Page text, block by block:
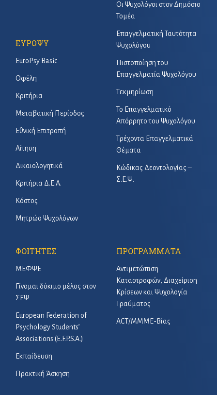
Οι Ψυχολόγοι στον Δημόσιο
Τομέα
Επαγγελματική Ταυτότητα
Ψυχολόγου
Πιστοποίηση του
Επαγγελματία Ψυχολόγου
Τεκμηρίωση
Το Επαγγελματικό
Απόρρητο του Ψυχολόγου
Τρέχοντα Επαγγελματικά
Θέματα
Κώδικας Δεοντολογίας –
Σ.Ε.Ψ.
ΕΥΡΩΨΥ
EuroPsy Basic
Οφέλη
Κριτήρια
Μεταβατική Περίοδος
Εθνική Επιτροπή
Αίτηση
Δικαιολογητικά
Κριτήρια Δ.Ε.Α.
Κόστος
Μητρώο Ψυχολόγων
ΦΟΙΤΗΤΕΣ
ΜΕΦΨΕ
Γίνομαι δόκιμο μέλος στον
ΣΕΨ
European Federation of
Psychology Students’
Associations (E.F.P.S.A.)
Εκπαίδευση
Πρακτική Άσκηση
ΠΡΟΓΡΑΜΜΑΤΑ
Αντιμετώπιση
Καταστροφών, Διαχείριση
Κρίσεων και Ψυχολογία
Τραύματος
ACT/ΜΜΜΕ-Βίας